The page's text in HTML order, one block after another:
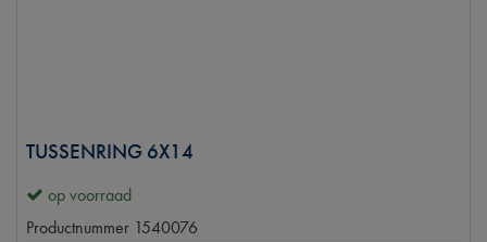
TUSSENRING 6X14
op voorraad
Productnummer 1540076